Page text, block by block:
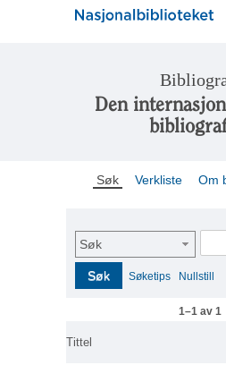
Den
Søk Verkliste Om
Søk
Søk Søketips Nullstill
1–1 av 1
Tittel